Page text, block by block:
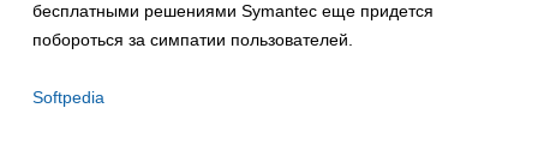
бесплатными решениями Symantec еще придется
побороться за симпатии пользователей.
Softpedia